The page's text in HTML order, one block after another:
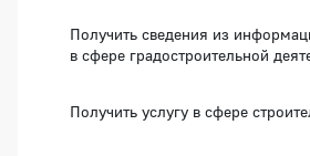
Получить сведения из
в сфере градостроительной
Получить услугу в сфере